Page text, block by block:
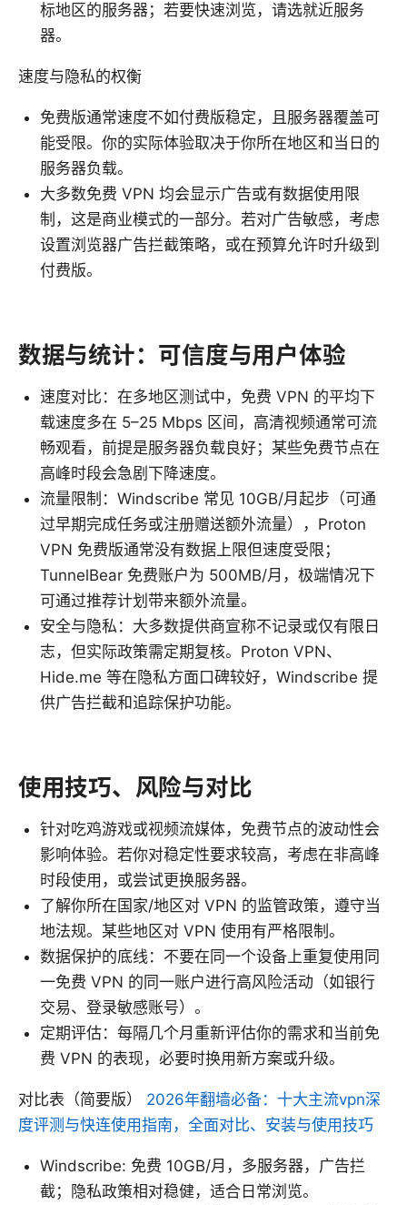
标地区的服务器；若要快速浏览，请选就近服务
器。
速度与隐私的权衡
免费版通常速度不如付费版稳定，且服务器覆盖可
能受限。你的实际体验取决于你所在地区和当日的
服务器负载。
大多数免费 VPN 均会显示广告或有数据使用限
制，这是商业模式的一部分。若对广告敏感，考虑
设置浏览器广告拦截策略，或在预算允许时升级到
付费版。
数据与统计：可信度与用户体验
速度对比：在多地区测试中，免费 VPN 的平均下
载速度多在 5–25 Mbps 区间，高清视频通常可流
畅观看，前提是服务器负载良好；某些免费节点在
高峰时段会急剧下降速度。
流量限制：Windscribe 常见 10GB/月起步（可通
过早期完成任务或注册赠送额外流量），Proton
VPN 免费版通常没有数据上限但速度受限；
TunnelBear 免费账户为 500MB/月，极端情况下
可通过推荐计划带来额外流量。
安全与隐私：大多数提供商宣称不记录或仅有限日
志，但实际政策需定期复核。Proton VPN、
Hide.me 等在隐私方面口碑较好，Windscribe 提
供广告拦截和追踪保护功能。
使用技巧、风险与对比
针对吃鸡游戏或视频流媒体，免费节点的波动性会
影响体验。若你对稳定性要求较高，考虑在非高峰
时段使用，或尝试更换服务器。
了解你所在国家/地区对 VPN 的监管政策，遵守当
地法规。某些地区对 VPN 使用有严格限制。
数据保护的底线：不要在同一个设备上重复使用同
一免费 VPN 的同一账户进行高风险活动（如银行
交易、登录敏感账号）。
定期评估：每隔几个月重新评估你的需求和当前免
费 VPN 的表现，必要时换用新方案或升级。
对比表（简要版） 2026年翻墙必备：十大主流vpn深
度评测与快连使用指南，全面对比、安装与使用技巧
Windscribe: 免费 10GB/月，多服务器，广告拦
截；隐私政策相对稳健，适合日常浏览。